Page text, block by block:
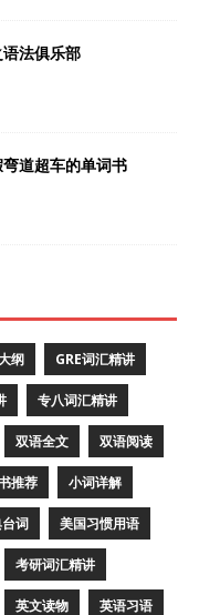
法俱乐部
道超车的单词书
纲 GRE词汇精讲
专八词汇精讲
双语全文 双语阅读
推荐 小词详解
词 美国习惯用语
考研词汇精讲
英文读物 英语习语